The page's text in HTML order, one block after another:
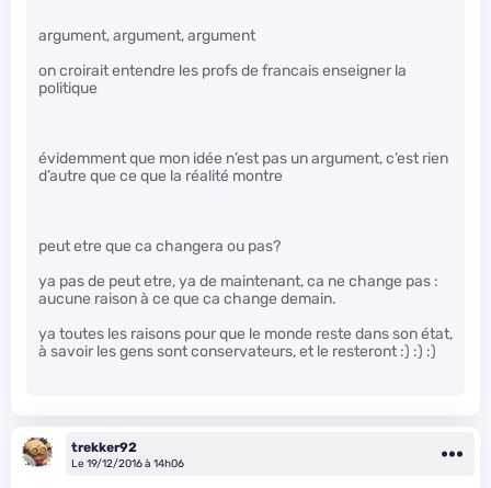
argument, argument, argument
on croirait entendre les profs de francais enseigner la
politique
évidemment que mon idée n’est pas un argument, c’est rien
d’autre que ce que la réalité montre
peut etre que ca changera ou pas?
ya pas de peut etre, ya de maintenant, ca ne change pas :
aucune raison à ce que ca change demain.
ya toutes les raisons pour que le monde reste dans son état,
à savoir les gens sont conservateurs, et le resteront :) :) :)
trekker92
Le 19/12/2016 à 14h06